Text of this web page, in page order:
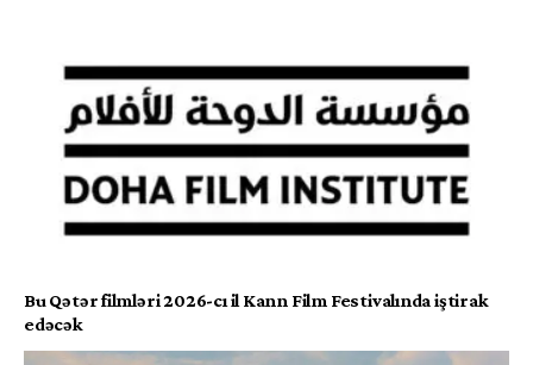
Bu Qətər filmləri 2026-cı il Kann Film Festivalında iştirak
edəcək